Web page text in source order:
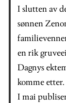
I slutten av
sønnen
en rik
Dagnys
komme etter.
I mai